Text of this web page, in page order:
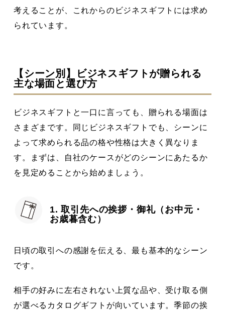
考えることが、これからのビジネスギフトには求め
られています。
【シーン別】ビジネスギフトが贈られる
主な場面と選び方
ビジネスギフトと一口に言っても、贈られる場面は
さまざまです。同じビジネスギフトでも、シーンに
よって求められる品の格や性格は大きく異なりま
す。まずは、自社のケースがどのシーンにあたるか
を見定めることから始めましょう。
1. 取引先への挨拶・御礼（お中元・
お歳暮含む）
日頃の取引への感謝を伝える、最も基本的なシーン
です。
相手の好みに左右されない上質な品や、受け取る側
が選べるカタログギフトが向いています。季節の挨